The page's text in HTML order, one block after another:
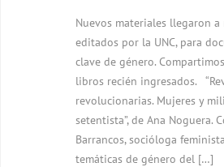
Nuevos materiales llegaron
editados por la UNC, para
clave de género.
libros recién ingresados.
revolucionarias. Mujeres y
setentista”, de Ana Noguera.
Barrancos, socióloga
temáticas de género del […]